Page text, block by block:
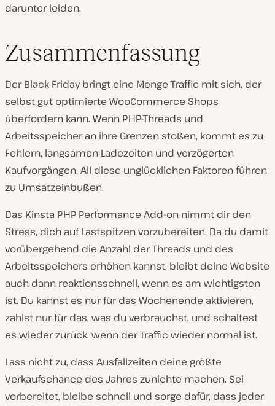
darunter leiden.
Zusammenfassung
Der Black Friday bringt eine Menge Traffic mit sich, der
selbst gut optimierte WooCommerce Shops
überfordern kann. Wenn PHP-Threads und
Arbeitsspeicher an ihre Grenzen stoßen, kommt es zu
Fehlern, langsamen Ladezeiten und verzögerten
Kaufvorgängen. All diese unglücklichen Faktoren führen
zu Umsatzeinbußen.
Das Kinsta PHP Performance Add-on nimmt dir den
Stress, dich auf Lastspitzen vorzubereiten. Da du damit
vorübergehend die Anzahl der Threads und des
Arbeitsspeichers erhöhen kannst, bleibt deine Website
auch dann reaktionsschnell, wenn es am wichtigsten
ist. Du kannst es nur für das Wochenende aktivieren,
zahlst nur für das, was du verbrauchst, und schaltest
es wieder zurück, wenn der Traffic wieder normal ist.
Lass nicht zu, dass Ausfallzeiten deine größte
Verkaufschance des Jahres zunichte machen. Sei
vorbereitet, bleibe schnell und sorge dafür, dass jeder